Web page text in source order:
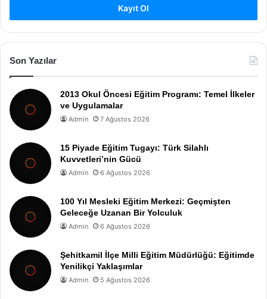
Kayıt Ol
Son Yazılar
2013 Okul Öncesi Eğitim Programı: Temel İlkeler
ve Uygulamalar
Admin 7 Ağustos 2026
15 Piyade Eğitim Tugayı: Türk Silahlı
Kuvvetleri’nin Gücü
Admin 6 Ağustos 2026
100 Yıl Mesleki Eğitim Merkezi: Geçmişten
Geleceğe Uzanan Bir Yolculuk
Admin 6 Ağustos 2026
Şehitkamil İlçe Milli Eğitim Müdürlüğü: Eğitimde
Yenilikçi Yaklaşımlar
Admin 5 Ağustos 2026